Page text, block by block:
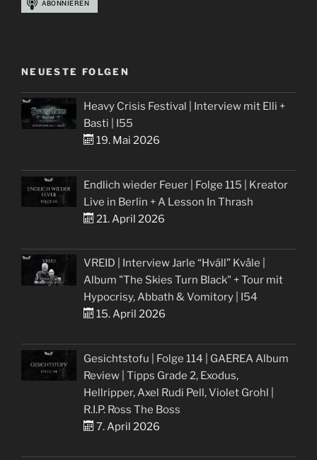
NEUESTE FOLGEN
Heavy Crisis Festival | Interview mit Elli +
Basti | I55
19. Mai 2026
Endlich wieder Feuer | Folge 115 | Kreator
Live in Berlin + A Lesson In Thrash
21. April 2026
VREID | Interview Jarle “Hváll” Kvåle |
Album "The Skies Turn Black" + Tour mit
Hypocrisy, Abbath & Vomitory | I54
15. April 2026
Gesichtstofu | Folge 114 | GAEREA Album
Review | Tipps Grade 2, Exodus,
Hellripper, Axel Rudi Pell, Violet Grohl |
R.I.P. Ross The Boss
7. April 2026